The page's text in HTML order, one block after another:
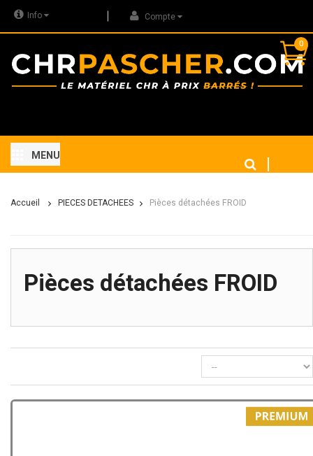
Info Compte
0
MENU
Accueil PIECES DETACHEES Pièces détachées FROID
Pièces détachées FROID